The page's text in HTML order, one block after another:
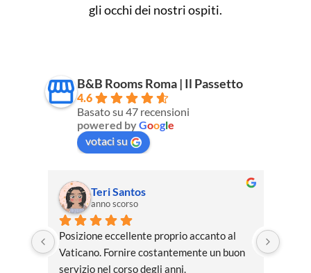
gli occhi dei nostri ospiti.
B&B Rooms Roma | Il Passetto
4.6
Basato su 47 recensioni
powered byGoogle
votaci su
Valdir Antonio Braz
anno scorso